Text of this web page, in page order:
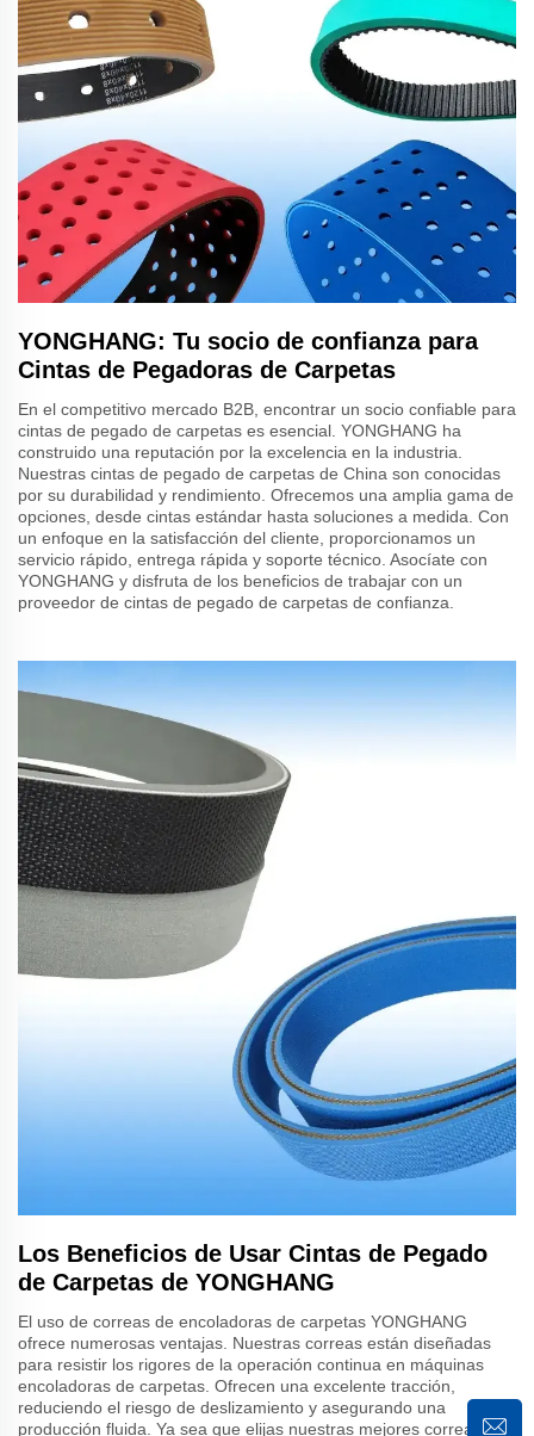
YONGHANG: Tu socio de confianza para
Cintas de Pegadoras de Carpetas
En el competitivo mercado B2B, encontrar un socio confiable para
cintas de pegado de carpetas es esencial. YONGHANG ha
construido una reputación por la excelencia en la industria.
Nuestras cintas de pegado de carpetas de China son conocidas
por su durabilidad y rendimiento. Ofrecemos una amplia gama de
opciones, desde cintas estándar hasta soluciones a medida. Con
un enfoque en la satisfacción del cliente, proporcionamos un
servicio rápido, entrega rápida y soporte técnico. Asocíate con
YONGHANG y disfruta de los beneficios de trabajar con un
proveedor de cintas de pegado de carpetas de confianza.
Los Beneficios de Usar Cintas de Pegado
de Carpetas de YONGHANG
El uso de correas de encoladoras de carpetas YONGHANG
ofrece numerosas ventajas. Nuestras correas están diseñadas
para resistir los rigores de la operación continua en máquinas
encoladoras de carpetas. Ofrecen una excelente tracción,
reduciendo el riesgo de deslizamiento y asegurando una
producción fluida. Ya sea que elijas nuestras mejores correas